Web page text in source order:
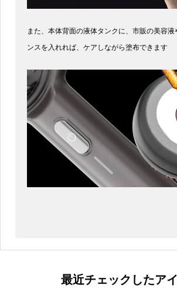
また、本体背面の液体タンクに、市販の美容
ンスを入れれば、ケアしながら塗布できます
最近チェックしたア